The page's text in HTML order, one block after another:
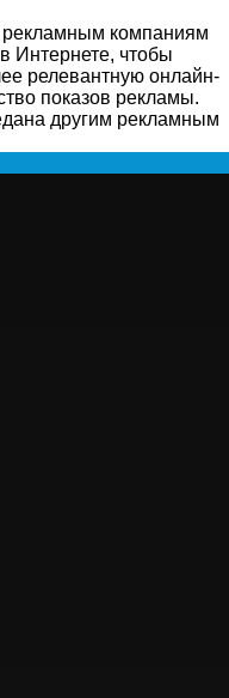
компаниям
Интернете, чтобы
релевантную онлайн-
показов рекламы.
другим рекламным